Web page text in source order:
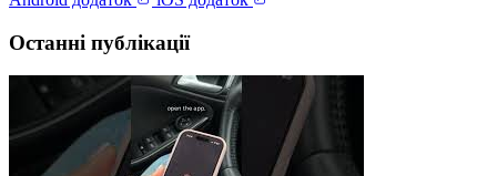
Останні публікації